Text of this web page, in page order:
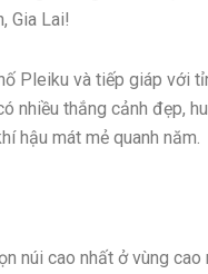
Gia Lai!
Pleiku và tiếp giáp với
nhiều thắng cảnh đẹp,
hậu mát mẻ quanh năm.
núi cao nhất ở vùng